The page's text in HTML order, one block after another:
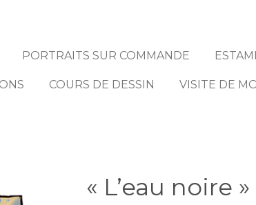
PORTRAITS SUR COMMANDE
COURS DE DESSIN VISITE DE
« L’eau noire »